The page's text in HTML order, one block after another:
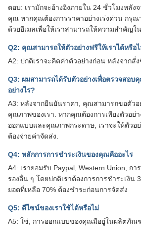
ตอบ: เรามักจะอ้างอิงภายใน 24 ชั่วโมงหลัง
คุณ หากคุณต้องการราคาอย่างเร่งด่วน กรุณ
ด้วยอีเมลเพื่อให้เราสามารถให้ความสําคัญ
Q2: คุณสามารถให้ตัวอย่างฟรีให้เราได้หรือ
A2: ปกติเราจะคิดค่าตัวอย่างก่อน หลังจาก
Q3: ผมสามารถได้รับตัวอย่างเพื่อตรวจสอ
อย่างไร?
A3: หลังจากยืนยันราคา, คุณสามารถขอตัวอ
คุณภาพของเรา. หากคุณต้องการเพียงตัวอย่า
ออกแบบและคุณภาพกระดาษ, เราจะให้ตัวอ
ต้องจ่ายค่าจัดส่ง.
Q4: หลักการการชําระเงินของคุณคืออะไร
A4: เรายอมรับ Paypal, Western Union, ก
รองอื่น ๆ โดยปกติเราต้องการการชําระเงิน
ยอดที่เหลือ 70% ต้องชําระก่อนการจัดส่ง
Q5: ดีไซน์ของเราใช้ได้หรือไม่
A5: ใช่, การออกแบบของคุณมีอยู่ในผลิตภัณ